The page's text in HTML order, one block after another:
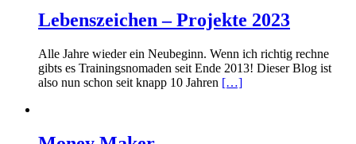
Lebenszeichen – Projekte 2023
Alle Jahre wieder ein Neubeginn. Wenn ich richtig rechne
gibts es Trainingsnomaden seit Ende 2013! Dieser Blog ist
also nun schon seit knapp 10 Jahren […]